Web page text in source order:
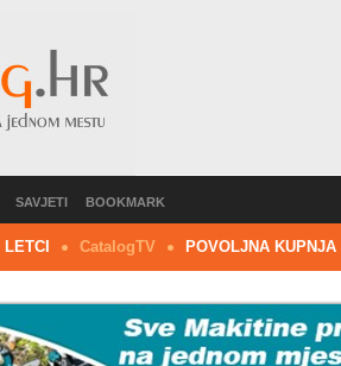
SAVJETI BOOKMARK
LETCI CatalogTV POVOLJNA KUPNJA